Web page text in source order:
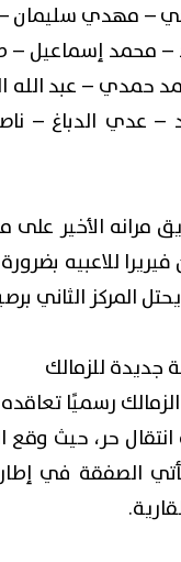
– مهدي سليمان –
– محمد إسماعيل –
حمدي – عبد الله
– عدي الدباغ –
مرانه الأخير
للاعبيه
برصيد 10 نقاط، خلف المصري المتصدر بـ11
جديدة للزمالك
رسميًا
حر، حيث وقع
الصفقة في
لكورال التعليم
(صور)